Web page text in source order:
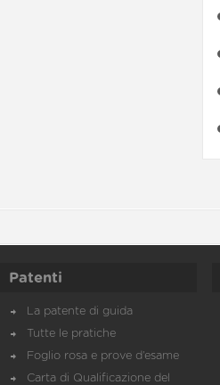
Patenti
La patente di guida
Tutte le pratiche
Foglio rosa e prove d’esame
Carta di Qualificazione del